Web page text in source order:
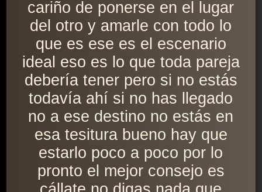
cariño de ponerse en el lugar
del otro y amarle con todo lo
que es ese es el escenario
ideal eso es lo que toda pareja
debería tener pero si no estás
todavía ahí si no has llegado
no a ese destino no estás en
esa tesitura bueno hay que
estarlo poco a poco por lo
pronto el mejor consejo es